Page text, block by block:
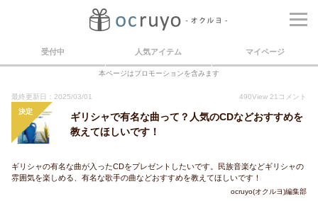
受付中 人気アイテム マイページ
本ページはプロモーションを含みます
最終更新日：2025/03/01 490View 21 コメント
決定
ギリシャで有名な曲って？人気のCDなどおすすめを
教えてほしいです！
ギリシャの有名な曲が入ったCDをプレゼントしたいです。民族音楽などギリシャの
雰囲気を楽しめる、有名な歌手の曲などおすすめを教えてほしいです！
ocruyo(オクルヨ)編集部